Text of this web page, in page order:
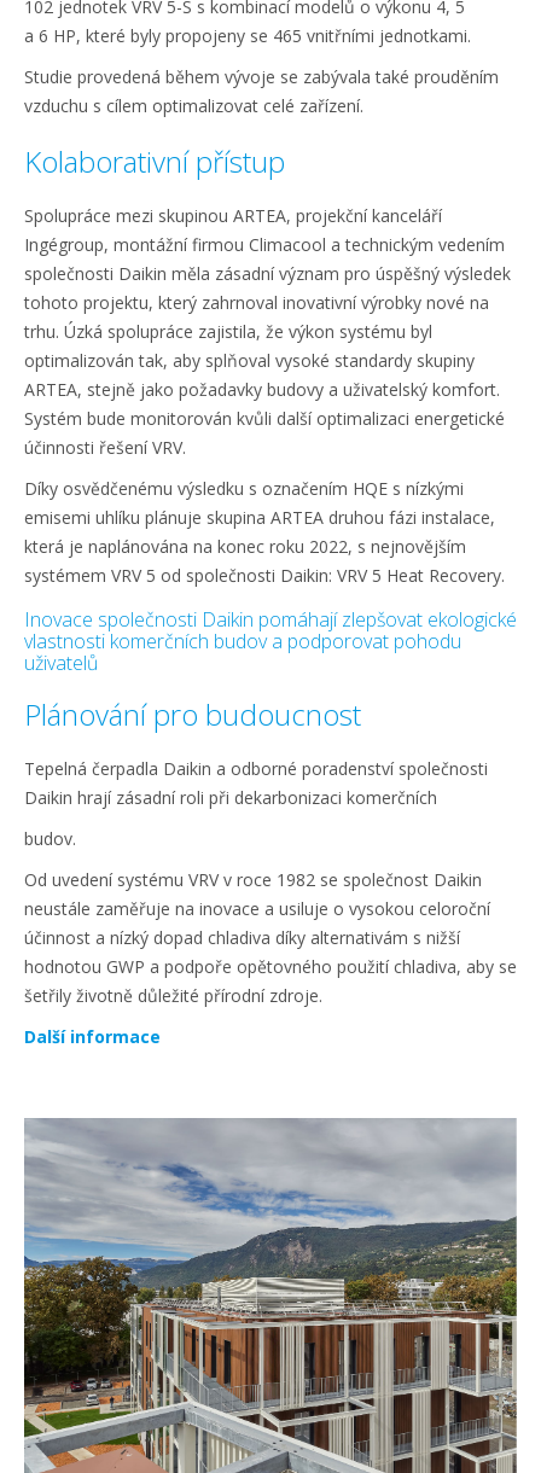
102 jednotek VRV 5-S s kombinací modelů o výkonu 4, 5
a 6 HP, které byly propojeny se 465 vnitřními jednotkami.
Studie provedená během vývoje se zabývala také prouděním
vzduchu s cílem optimalizovat celé zařízení.
Kolaborativní přístup
Spolupráce mezi skupinou ARTEA, projekční kanceláří
Ingégroup, montážní firmou Climacool a technickým vedením
společnosti Daikin měla zásadní význam pro úspěšný výsledek
tohoto projektu, který zahrnoval inovativní výrobky nové na
trhu. Úzká spolupráce zajistila, že výkon systému byl
optimalizován tak, aby splňoval vysoké standardy skupiny
ARTEA, stejně jako požadavky budovy a uživatelský komfort.
Systém bude monitorován kvůli další optimalizaci energetické
účinnosti řešení VRV.
Díky osvědčenému výsledku s označením HQE s nízkými
emisemi uhlíku plánuje skupina ARTEA druhou fázi instalace,
která je naplánována na konec roku 2022, s nejnovějším
systémem VRV 5 od společnosti Daikin: VRV 5 Heat Recovery.
Inovace společnosti Daikin pomáhají zlepšovat ekologické
vlastnosti komerčních budov a podporovat pohodu
uživatelů
Plánování pro budoucnost
Tepelná čerpadla Daikin a odborné poradenství společnosti
Daikin hrají zásadní roli při dekarbonizaci komerčních
budov.
Od uvedení systému VRV v roce 1982 se společnost Daikin
neustále zaměřuje na inovace a usiluje o vysokou celoroční
účinnost a nízký dopad chladiva díky alternativám s nižší
hodnotou GWP a podpoře opětovného použití chladiva, aby se
šetřily životně důležité přírodní zdroje.
Další informace